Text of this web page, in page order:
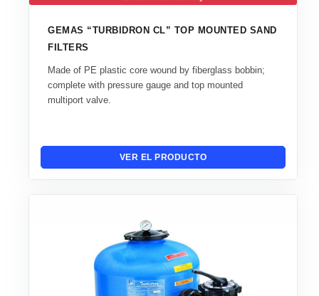
GEMAS “TURBIDRON CL” TOP MOUNTED SAND
FILTERS
Made of PE plastic core wound by fiberglass bobbin;
complete with pressure gauge and top mounted
multiport valve.
VER EL PRODUCTO